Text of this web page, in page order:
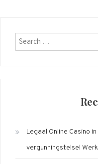
Legaal Online Casino
vergunningstelsel